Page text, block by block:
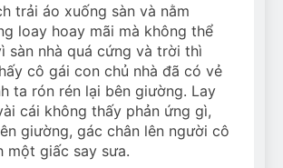
trải áo xuống sàn và nằm
loay hoay mãi mà không thể
sàn nhà quá cứng và trời thì
cô gái con chủ nhà đã có vẻ
ta rón rén lại bên giường. Lay
cái không thấy phản ứng gì,
giường, gác chân lên người cô
một giấc say sưa.